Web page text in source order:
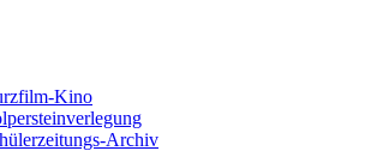
Kino
Archiv